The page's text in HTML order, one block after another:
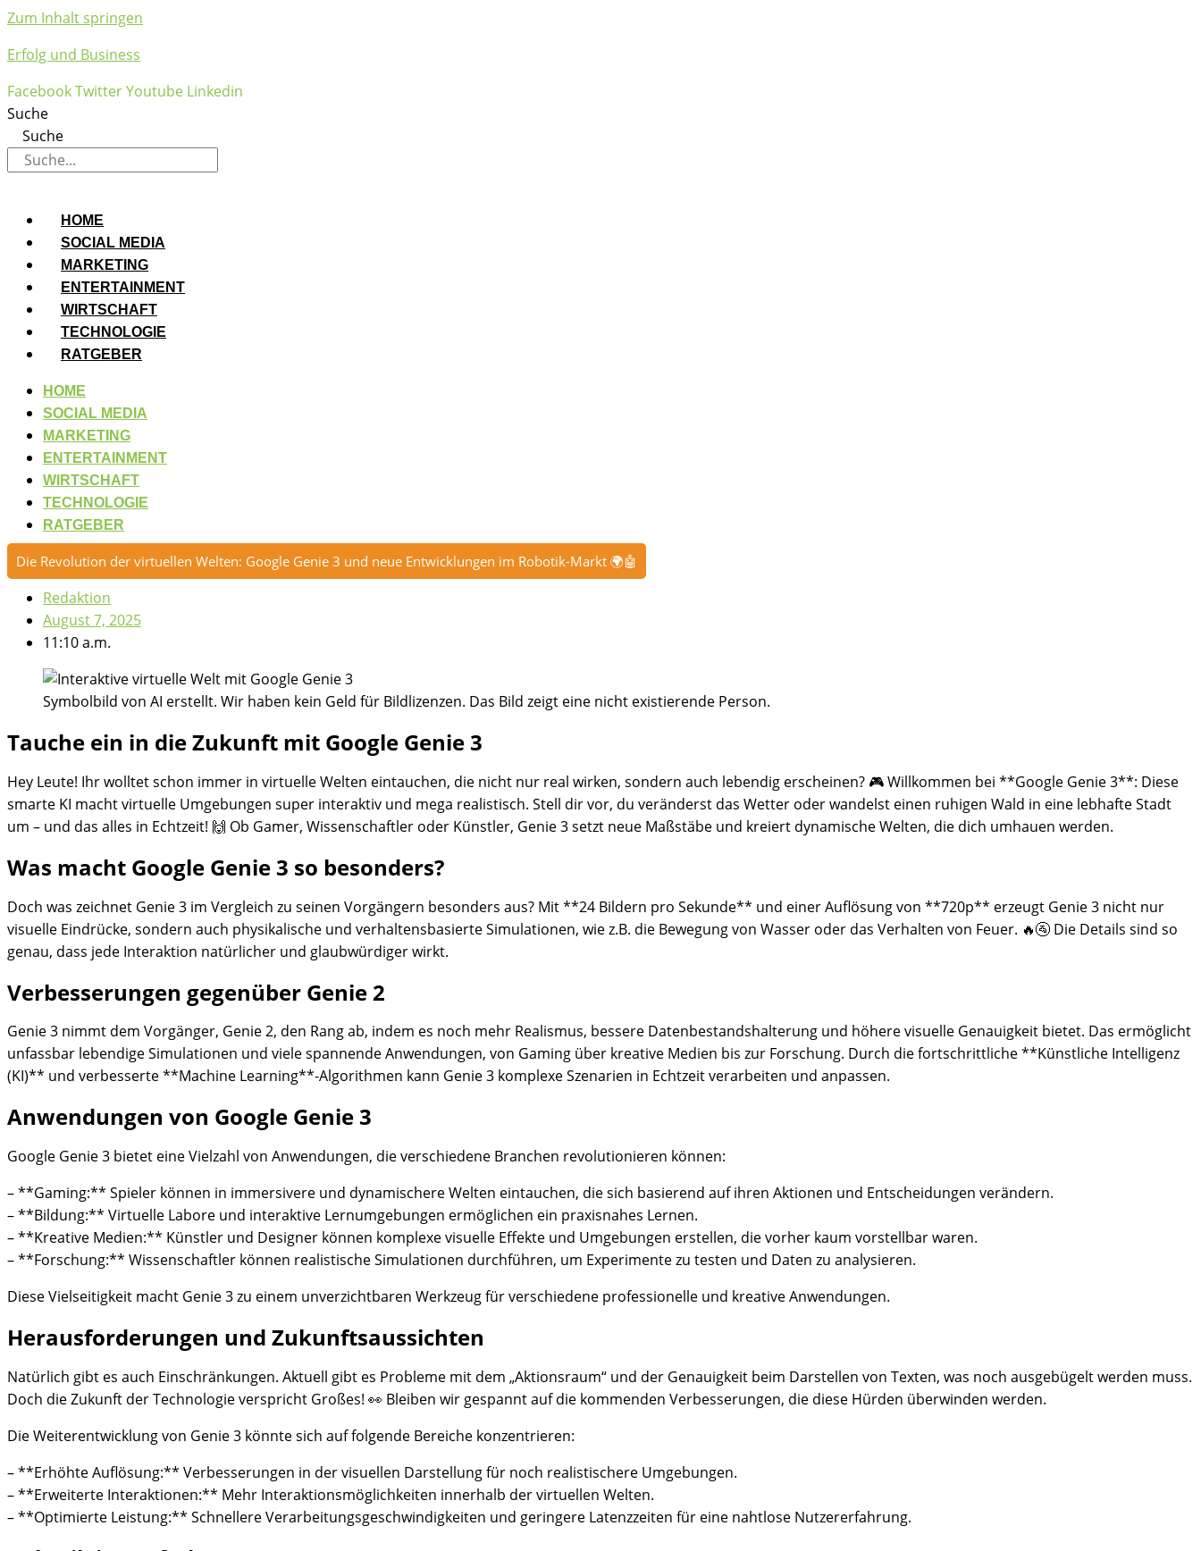
Zum Inhalt springen
Erfolg und Business
FacebookTwitterYoutube Linkedin
Suche
Suche
HOME
SOCIAL MEDIA
MARKETING
ENTERTAINMENT
WIRTSCHAFT
TECHNOLOGIE
RATGEBER
HOME
SOCIAL MEDIA
MARKETING
ENTERTAINMENT
WIRTSCHAFT
TECHNOLOGIE
RATGEBER
Die Revolution der virtuellen Welten: Google Genie 3 und neue Entwicklungen im Robotik-Markt 🌍🤖
Redaktion
August 7, 2025
11:10 a.m.
Symbolbild von AI erstellt. Wir haben kein Geld für Bildlizenzen. Das Bild zeigt eine nicht existierende Person.
Tauche ein in die Zukunft mit Google Genie 3
Hey Leute! Ihr wolltet schon immer in virtuelle Welten eintauchen, die nicht nur real wirken, sondern auch lebendig erscheinen? 🎮 Willkommen bei **Google Genie 3**: Diese
smarte KI macht virtuelle Umgebungen super interaktiv und mega realistisch. Stell dir vor, du veränderst das Wetter oder wandelst einen ruhigen Wald in eine lebhafte Stadt
um – und das alles in Echtzeit! 🙌 Ob Gamer, Wissenschaftler oder Künstler, Genie 3 setzt neue Maßstäbe und kreiert dynamische Welten, die dich umhauen werden.
Was macht Google Genie 3 so besonders?
Doch was zeichnet Genie 3 im Vergleich zu seinen Vorgängern besonders aus? Mit **24 Bildern pro Sekunde** und einer Auflösung von **720p** erzeugt Genie 3 nicht nur
visuelle Eindrücke, sondern auch physikalische und verhaltensbasierte Simulationen, wie z.B. die Bewegung von Wasser oder das Verhalten von Feuer. 🔥🚰 Die Details sind so
genau, dass jede Interaktion natürlicher und glaubwürdiger wirkt.
Verbesserungen gegenüber Genie 2
Genie 3 nimmt dem Vorgänger, Genie 2, den Rang ab, indem es noch mehr Realismus, bessere Datenbestandshalterung und höhere visuelle Genauigkeit bietet. Das ermöglicht
unfassbar lebendige Simulationen und viele spannende Anwendungen, von Gaming über kreative Medien bis zur Forschung. Durch die fortschrittliche **Künstliche Intelligenz
(KI)** und verbesserte **Machine Learning**-Algorithmen kann Genie 3 komplexe Szenarien in Echtzeit verarbeiten und anpassen.
Anwendungen von Google Genie 3
Google Genie 3 bietet eine Vielzahl von Anwendungen, die verschiedene Branchen revolutionieren können:
– **Gaming:** Spieler können in immersivere und dynamischere Welten eintauchen, die sich basierend auf ihren Aktionen und Entscheidungen verändern.
– **Bildung:** Virtuelle Labore und interaktive Lernumgebungen ermöglichen ein praxisnahes Lernen.
– **Kreative Medien:** Künstler und Designer können komplexe visuelle Effekte und Umgebungen erstellen, die vorher kaum vorstellbar waren.
– **Forschung:** Wissenschaftler können realistische Simulationen durchführen, um Experimente zu testen und Daten zu analysieren.
Diese Vielseitigkeit macht Genie 3 zu einem unverzichtbaren Werkzeug für verschiedene professionelle und kreative Anwendungen.
Herausforderungen und Zukunftsaussichten
Natürlich gibt es auch Einschränkungen. Aktuell gibt es Probleme mit dem „Aktionsraum“ und der Genauigkeit beim Darstellen von Texten, was noch ausgebügelt werden muss.
Doch die Zukunft der Technologie verspricht Großes! 👀 Bleiben wir gespannt auf die kommenden Verbesserungen, die diese Hürden überwinden werden.
Die Weiterentwicklung von Genie 3 könnte sich auf folgende Bereiche konzentrieren:
– **Erhöhte Auflösung:** Verbesserungen in der visuellen Darstellung für noch realistischere Umgebungen.
– **Erweiterte Interaktionen:** Mehr Interaktionsmöglichkeiten innerhalb der virtuellen Welten.
– **Optimierte Leistung:** Schnellere Verarbeitungsgeschwindigkeiten und geringere Latenzzeiten für eine nahtlose Nutzererfahrung.